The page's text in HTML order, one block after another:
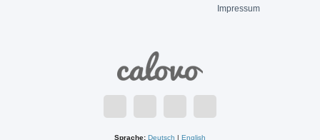
Impressum
Sprache: Deutsch | English